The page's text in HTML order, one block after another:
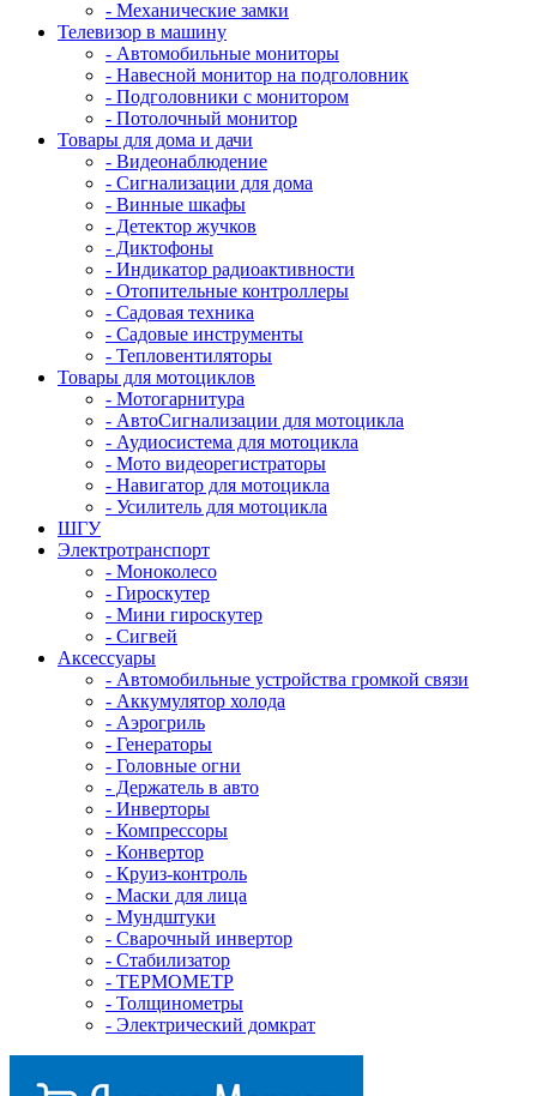
- Механические замки
Телевизор в машину
- Автомобильные мониторы
- Навесной монитор на подголовник
- Подголовники с монитором
- Потолочный монитор
Товары для дома и дачи
- Видеонаблюдение
- Сигнализации для дома
- Винные шкафы
- Детектор жучков
- Диктофоны
- Индикатор радиоактивности
- Отопительные контроллеры
- Садовая техника
- Садовые инструменты
- Тепловентиляторы
Товары для мотоциклов
- Mотогарнитура
- АвтоСигнализации для мотоцикла
- Аудиосистема для мотоцикла
- Мото видеорегистраторы
- Навигатор для мотоцикла
- Усилитель для мотоцикла
ШГУ
Электротранспорт
- Mоноколесо
- Гироскутер
- Мини гироскутер
- Сигвей
Аксессуары
- Автомобильные устройства громкой связи
- Аккумулятор холода
- Аэрогриль
- Генераторы
- Головные огни
- Держатель в авто
- Инверторы
- Компрессоры
- Конвертор
- Круиз-контроль
- Маски для лица
- Мундштуки
- Сварочный инвертор
- Стабилизатор
- ТЕРМОМЕТР
- Толщинометры
- Электрический домкрат